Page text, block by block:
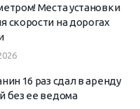
Места установки
скорости на дорогах
16 раз сдал в аренду
без ее ведома